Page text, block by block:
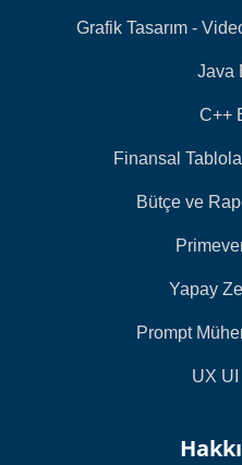
Grafik Tasarım -
Java
C++
Finansal
Bütçe ve
Yapay
Prompt
UX